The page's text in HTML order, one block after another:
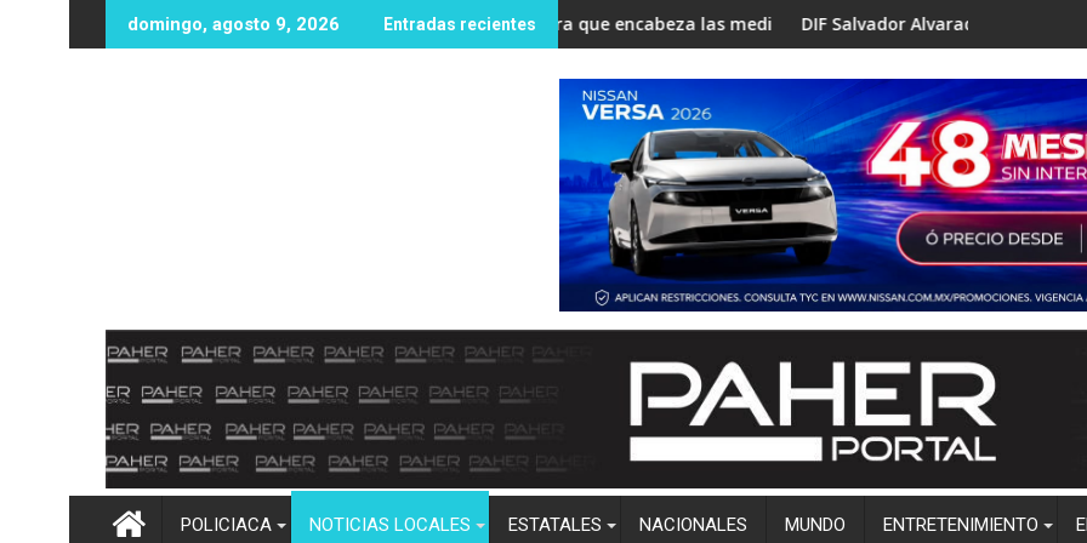
al
domingo, agosto 9, 2026 Entradas recientes
Más de 100 mm de lluvia inundan Elota y obligan a evacuar familias
Imelda Castro asegura que encabeza las mediciones rumbo a la coordinación estatal de Morena
DIF Salvador Alvarado lleva podología a Valle
POLICIACA NOTICIAS LOCALES ESTATALES NACIONALES MUNDO ENTRETENIMIENTO